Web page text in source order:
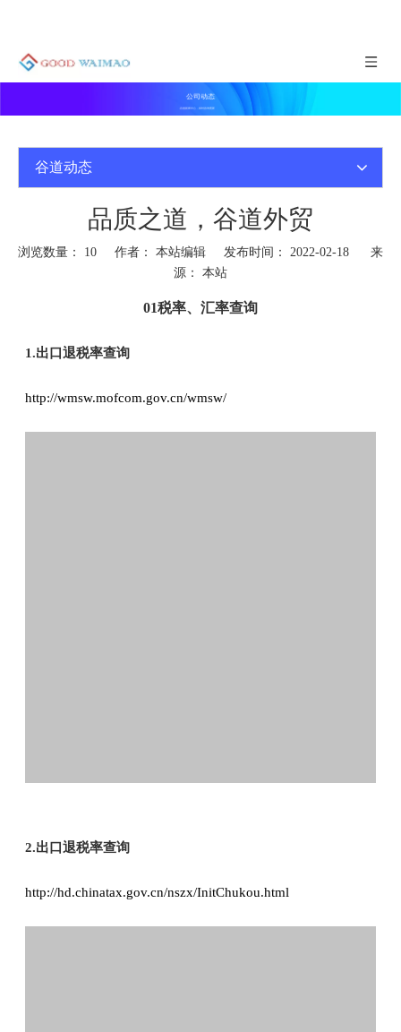
谷道新闻中心，实时咨询更新
公司动态
谷道动态
品质之道，谷道外贸
浏览数量： 10 作者： 本站编辑 发布时间： 2022-02-18 来
源： 本站
01税率、汇率查询
1.出口退税率查询
http://wmsw.mofcom.gov.cn/wmsw/
2.出口退税率查询
http://hd.chinatax.gov.cn/nszx/InitChukou.html